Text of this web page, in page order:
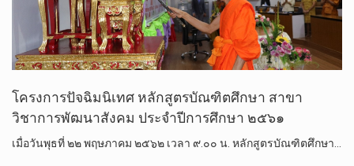
โครงการปัจฉิมนิเทศ​ หลักสูตร​บัณฑิต​ศึกษา​ สาขา
วิชาการพัฒนาสังคม​ ประจำปีการศึกษา​ ๒๕๖๑
เมื่อวัน​พุธ​ที่ ๒๒ พฤษภาคม​ ๒๕๖๒ เวลา ๙.๐๐ น. หลักสูตร​บัณฑิต​ศึกษา​…